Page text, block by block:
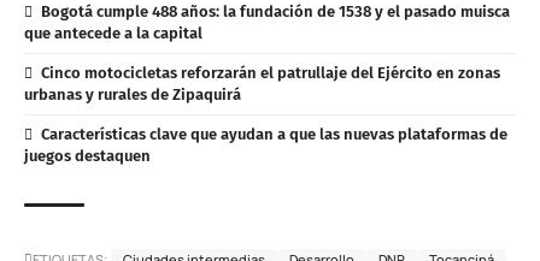
Bogotá cumple 488 años: la fundación de 1538 y el pasado muisca
que antecede a la capital
Cinco motocicletas reforzarán el patrullaje del Ejército en zonas
urbanas y rurales de Zipaquirá
Características clave que ayudan a que las nuevas plataformas de
juegos destaquen